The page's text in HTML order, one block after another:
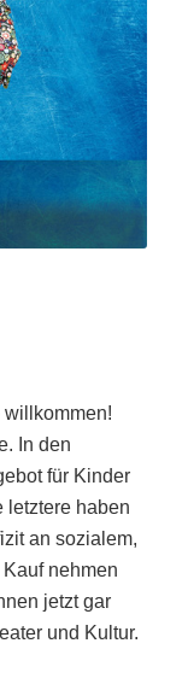
In den
für Kinder
letztere haben
an sozialem,
nehmen
jetzt gar
und Kultur.